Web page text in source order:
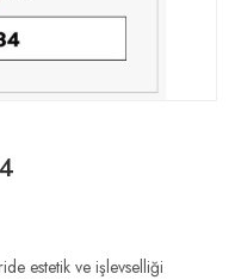
estetik ve işlevselliği